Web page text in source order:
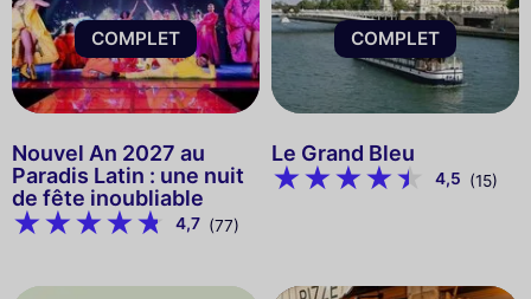
COMPLET
Nouvel An 2027 au
Paradis Latin : une nuit
de fête inoubliable
4,7 (77)
COMPLET
Le Grand Bleu
4,5 (15)